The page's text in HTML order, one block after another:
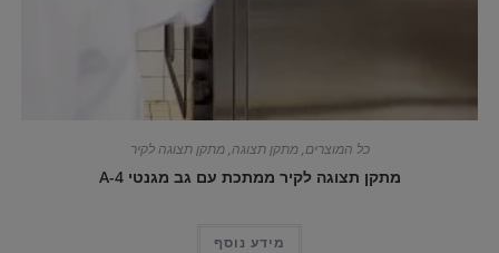
כל המוצרים,מתקן תצוגה,מתקן תצוגה לקיר
מתקן תצוגה לקיר ממתכת עם גב מגנטי A-4
מידע נוסף